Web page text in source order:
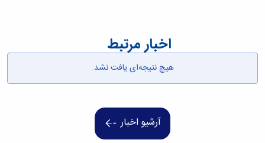
اخبار مرتبط
هیچ نتیجه‌ای یافت نشد.
آرشیو اخبار